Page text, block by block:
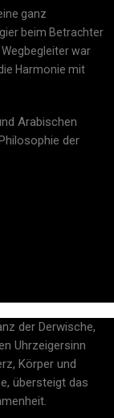
ganz
beim Betrachter
war
Harmonie mit
Arabischen
der
der Derwische,
Uhrzeigersinn
Körper und
übersteigt das